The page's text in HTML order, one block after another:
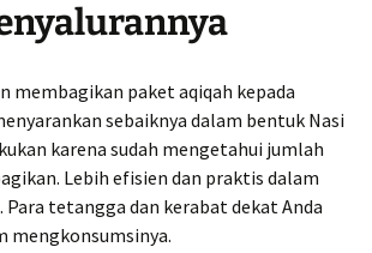
membagikan paket aqiqah kepada
sebaiknya dalam bentuk Nasi
karena sudah mengetahui jumlah
Lebih efisien dan praktis dalam
Para tetangga dan kerabat dekat Anda
mengkonsumsinya.